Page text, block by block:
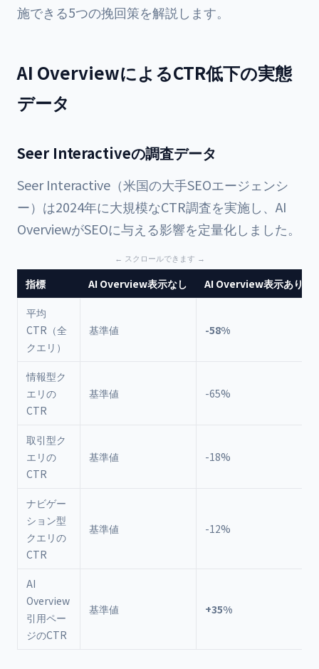
施できる5つの挽回策を解説します。
AI OverviewによるCTR低下の実態
データ
Seer Interactiveの調査データ
Seer Interactive（米国の大手SEOエージェンシ
ー）は2024年に大規模なCTR調査を実施し、AI
OverviewがSEOに与える影響を定量化しました。
指標 AI Overview表示なし AI Overview表示あり
平均
CTR（全
クエリ）
基準値 -58%
情報型ク
エリの
CTR
基準値 -65%
取引型ク
エリの
CTR
基準値 -18%
ナビゲー
ション型
クエリの
CTR
基準値 -12%
AI
Overview
引用ペー
ジのCTR
基準値 +35%